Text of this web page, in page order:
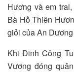
Hương và em
Bà Hồ Thiên
giỏi của An
Khi Đinh Công
Vương đóng